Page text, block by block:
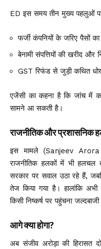
ED इस समय तीन मुख्य पहलुओं
फर्जी कंपनियों के जरिए पैसों
बेनामी संपत्तियों की खरीद और
GST रिफंड से जुड़ी कथित
एजेंसी का कहना है कि जांच में
सामने आ सकती है।
राजनीतिक और प्रशासनिक
इस मामले (Sanjeev
राजनीतिक हलकों में भी हलचल
सरकार पर सवाल उठा रहे हैं,
तेज किया गया है। हालांकि
किसी निष्कर्ष पर पहुंचना जल्दबाजी
आगे क्या होगा?
अब संजीव अरोड़ा की